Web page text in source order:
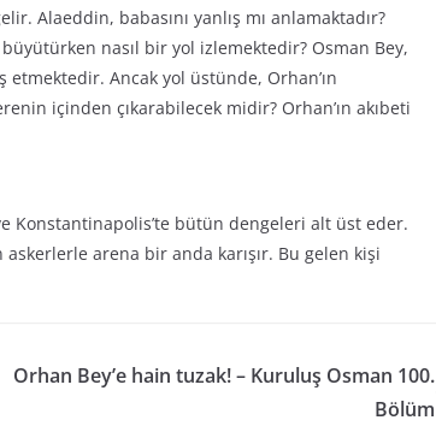
Alaeddin, babasını yanlış mı anlamaktadır?
nasıl bir yol izlemektedir? Osman Bey,
etmektedir. Ancak yol üstünde, Orhan’ın
içinden çıkarabilecek midir? Orhan’ın akıbeti
Konstantinapolis’te bütün dengeleri alt üst eder.
arena bir anda karışır. Bu gelen kişi
Orhan Bey’e hain tuzak! – Kuruluş Osman 100.
Bölüm